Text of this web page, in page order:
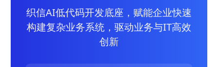
织信AI低代码开发底座，赋能企业快速
构建复杂业务系统，驱动业务与IT高效
创新